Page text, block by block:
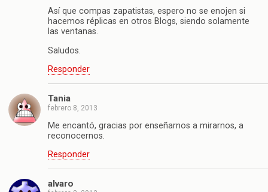
Así que compas zapatistas, espero no se enojen si
hacemos réplicas en otros Blogs, siendo solamente
las ventanas.
Saludos.
Responder
Tania
febrero 8, 2013
Me encantó, gracias por enseñarnos a mirarnos, a
reconocernos.
Responder
alvaro